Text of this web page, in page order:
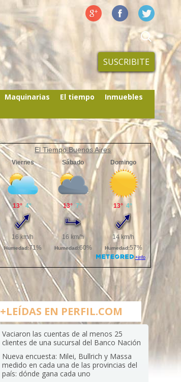
SUSCRIBITE
Maquinarias El tiempo
Inmuebles
El Tiempo Buenos Aires
+LEÍDAS EN PERFIL.COM
Vaciaron las cuentas de al menos 25
clientes de una sucursal del Banco Nación
Nueva encuesta: Milei, Bullrich y Massa
medido en cada una de las provincias del
país: dónde gana cada uno